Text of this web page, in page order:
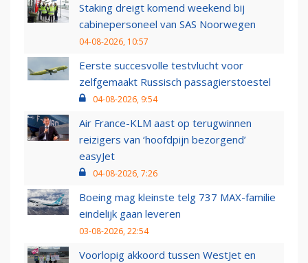
Staking dreigt komend weekend bij
cabinepersoneel van SAS Noorwegen
04-08-2026, 10:57
Eerste succesvolle testvlucht voor
zelfgemaakt Russisch passagierstoestel
04-08-2026, 9:54
Air France-KLM aast op terugwinnen
reizigers van ‘hoofdpijn bezorgend’
easyJet
04-08-2026, 7:26
Boeing mag kleinste telg 737 MAX-familie
eindelijk gaan leveren
03-08-2026, 22:54
Voorlopig akkoord tussen WestJet en